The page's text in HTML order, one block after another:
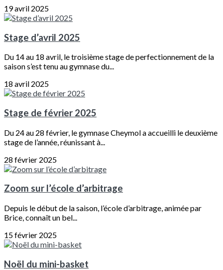
19 avril 2025
Stage d’avril 2025
Du 14 au 18 avril, le troisième stage de perfectionnement de la
saison s’est tenu au gymnase du...
18 avril 2025
Stage de février 2025
Du 24 au 28 février, le gymnase Cheymol a accueilli le deuxième
stage de l’année, réunissant à...
28 février 2025
Zoom sur l’école d’arbitrage
Depuis le début de la saison, l’école d’arbitrage, animée par
Brice, connaît un bel...
15 février 2025
Noël du mini-basket